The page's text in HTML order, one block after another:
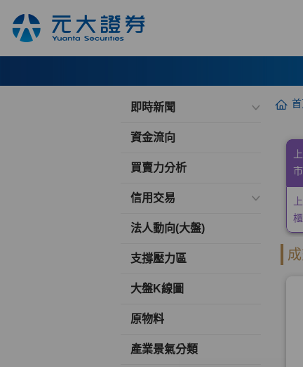
即時新聞
資金流向
買賣力分析
信用交易
法人動向(大盤)
支撐壓力區
大盤K線圖
原物料
產業景氣分類